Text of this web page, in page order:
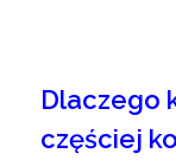
Dlaczego
częściej